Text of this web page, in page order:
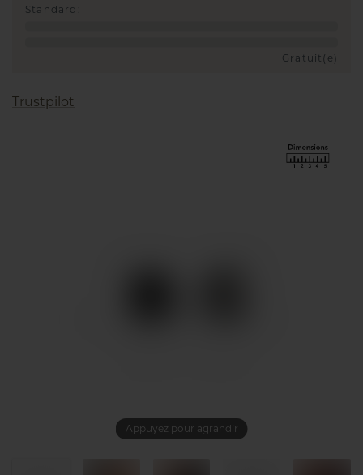
Appuyez pour agrandir
Standard :
Gratuit(e)
Trustpilot